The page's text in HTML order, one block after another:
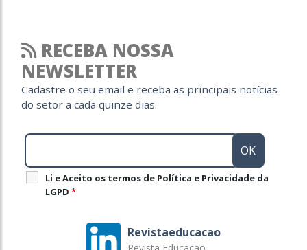
RECEBA NOSSA
NEWSLETTER
Cadastre o seu email e receba as principais notícias
do setor a cada quinze dias.
Li e Aceito os termos de Política e Privacidade da
LGPD *
Revistaeducacao